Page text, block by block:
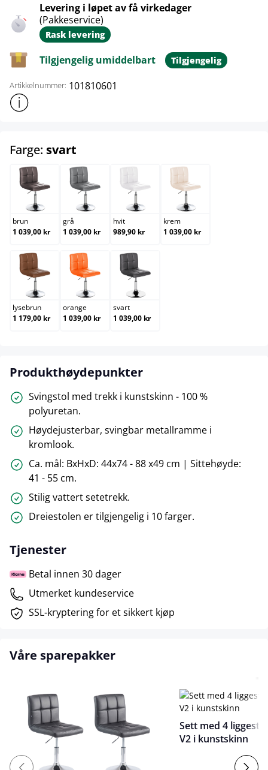
Levering i løpet av få virkedager
(Pakkeservice)
Rask levering
Tilgjengelig umiddelbart Tilgjengelig
Artikkelnummer: 101810601
Vis mer produktinformasjon
Farge: svart
brun
brun
1 039,00 kr
grå
grå
1 039,00 kr
hvit
hvit
989,90 kr
krem
krem
1 039,00 kr
lysebrun
lysebrun
1 179,00 kr
orange
orange
1 039,00 kr
svart
svart
1 039,00 kr
Produkthøydepunkter
Svingstol med trekk i kunstskinn - 100 %
polyuretan.
Høydejusterbar, svingbar metallramme i
kromlook.
Ca. mål: BxHxD: 44x74 - 88 x49 cm | Sittehøyde:
41 - 55 cm.
Stilig vattert setetrekk.
Dreiestolen er tilgjengelig i 10 farger.
Tjenester
Betal innen 30 dager
Utmerket kundeservice
SSL-kryptering for et sikkert kjøp
Våre sparepakker
Sett med 4
V2 i kunstskinn